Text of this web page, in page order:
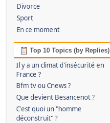
Divorce
Sport
En ce moment
Top 10 Topics (by Replies)
Il y a un climat d'insécurité en
France ?
Bfm tv ou Cnews ?
Que devient Besancenot ?
C'est quoi un "homme
déconstruit" ?